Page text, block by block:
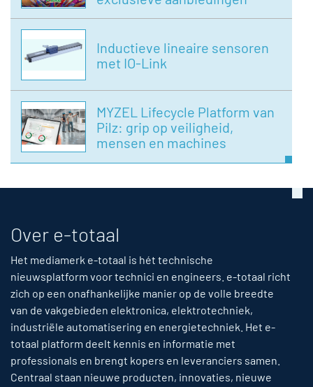
Inductieve lineaire sensoren
met IO-Link
MYZEL Lifecycle Platform van
Pilz: grip op veiligheid,
mensen en machines
Over e-totaal
Het mediamerk e-totaal is hét technische
nieuwsplatform voor technici en engineers. e-totaal richt
zich op een onafhankelijke manier op de volle breedte
van de vakgebieden elektronica, elektrotechniek,
industriële automatisering en energietechniek. Het e-
totaal platform deelt kennis en informatie met
professionals en brengt kopers en leveranciers samen.
Centraal staan nieuwe producten, innovaties, nieuwe